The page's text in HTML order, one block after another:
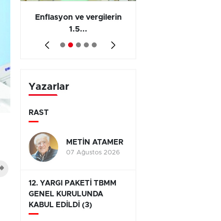
Enflasyon ve vergilerin
1.5...
Yazarlar
RAST
METİN ATAMER
07 Ağustos 2026
12. YARGI PAKETİ TBMM
GENEL KURULUNDA
KABUL EDİLDİ (3)